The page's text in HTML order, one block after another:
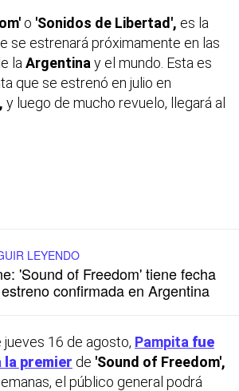
o 'Sonidos de Libertad', es la
se estrenará próximamente en las
la Argentina y el mundo. Esta es
que se estrenó en julio en
y luego de mucho revuelo, llegará al
LEYENDO
'Sound of Freedom' tiene fecha
confirmada en Argentina
16 de agosto, Pampita fue
la premier de 'Sound of Freedom',
el público general podrá